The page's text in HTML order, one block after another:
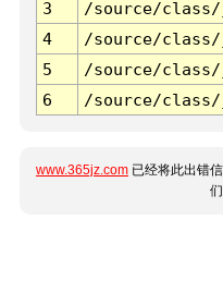
3 /source/
4
/source/
5
/source/
6
/source/
www.365jz.com 已经将此出错